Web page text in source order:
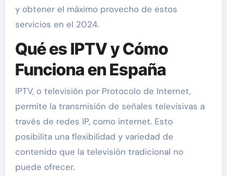
y obtener el máximo provecho de estos
servicios en el 2024.
Qué es IPTV y Cómo
Funciona en España
IPTV, o televisión por Protocolo de Internet,
permite la transmisión de señales televisivas a
través de redes IP, como internet. Esto
posibilita una flexibilidad y variedad de
contenido que la televisión tradicional no
puede ofrecer.